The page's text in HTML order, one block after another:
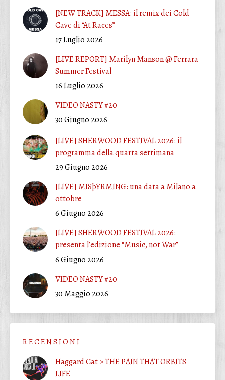
[NEW TRACK] MESSA: il remix dei Cold
Cave di “At Races”
17 Luglio 2026
[LIVE REPORT] Marilyn Manson @ Ferrara
Summer Festival
16 Luglio 2026
VIDEO NASTY #20
30 Giugno 2026
[LIVE] SHERWOOD FESTIVAL 2026: il
programma della quarta settimana
29 Giugno 2026
[LIVE] MISþYRMING: una data a Milano a
ottobre
6 Giugno 2026
[LIVE] SHERWOOD FESTIVAL 2026:
presenta l’edizione “Music, not War”
6 Giugno 2026
VIDEO NASTY #20
30 Maggio 2026
R E C E N S I O N I
Haggard Cat > THE PAIN THAT ORBITS
LIFE